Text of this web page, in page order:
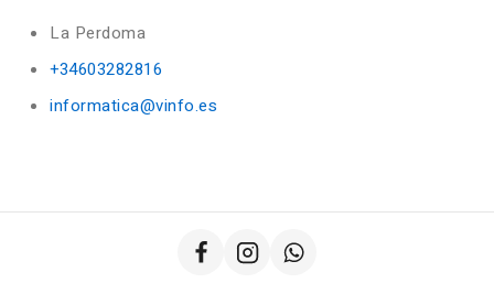
La Perdoma
+34603282816
informatica@vinfo.es